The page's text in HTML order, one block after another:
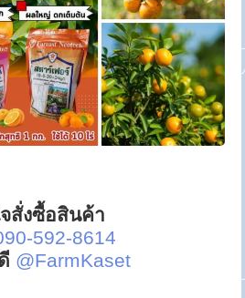
สั่งซื้อสินค้า
592-8614
@FarmKaset